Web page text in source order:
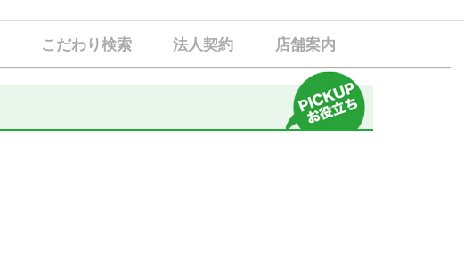
こだわり検索 法人契約 店舗案内